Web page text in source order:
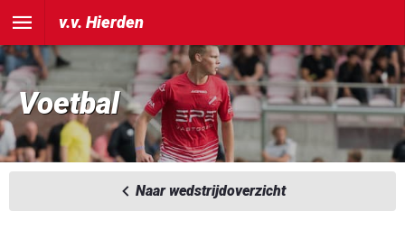
v.v. Hierden
Voetbal
Naar wedstrijdoverzicht